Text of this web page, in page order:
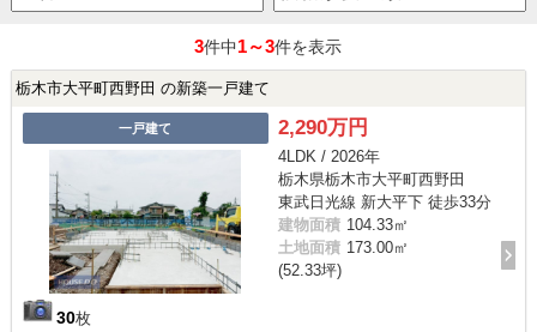
3件中1～3件を表示
栃木市大平町西野田 の新築一戸建て
一戸建て
30枚
2,290万円
4LDK / 2026年
栃木県栃木市大平町西野田
東武日光線 新大平下 徒歩33分
建物面積 104.33㎡
土地面積 173.00㎡
(52.33坪)